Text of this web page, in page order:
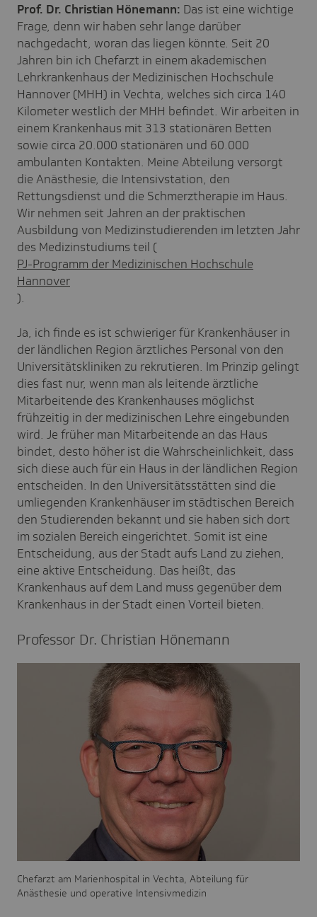
Prof. Dr. Christian Hönemann: Das ist eine wichtige
Frage, denn wir haben sehr lange darüber
nachgedacht, woran das liegen könnte. Seit 20
Jahren bin ich Chefarzt in einem akademischen
Lehrkrankenhaus der Medizinischen Hochschule
Hannover (MHH) in Vechta, welches sich circa 140
Kilometer westlich der MHH befindet. Wir arbeiten in
einem Krankenhaus mit 313 stationären Betten
sowie circa 20.000 stationären und 60.000
ambulanten Kontakten. Meine Abteilung versorgt
die Anästhesie, die Intensivstation, den
Rettungsdienst und die Schmerztherapie im Haus.
Wir nehmen seit Jahren an der praktischen
Ausbildung von Medizinstudierenden im letzten Jahr
des Medizinstudiums teil (
PJ-Programm der Medizinischen Hochschule
Hannover
).
Ja, ich finde es ist schwieriger für Krankenhäuser in
der ländlichen Region ärztliches Personal von den
Universitätskliniken zu rekrutieren. Im Prinzip gelingt
dies fast nur, wenn man als leitende ärztliche
Mitarbeitende des Krankenhauses möglichst
frühzeitig in der medizinischen Lehre eingebunden
wird. Je früher man Mitarbeitende an das Haus
bindet, desto höher ist die Wahrscheinlichkeit, dass
sich diese auch für ein Haus in der ländlichen Region
entscheiden. In den Universitätsstätten sind die
umliegenden Krankenhäuser im städtischen Bereich
den Studierenden bekannt und sie haben sich dort
im sozialen Bereich eingerichtet. Somit ist eine
Entscheidung, aus der Stadt aufs Land zu ziehen,
eine aktive Entscheidung. Das heißt, das
Krankenhaus auf dem Land muss gegenüber dem
Krankenhaus in der Stadt einen Vorteil bieten.
Professor Dr. Chris­tian Höne­mann
Chefarzt am Marienhospital in Vechta, Abteilung für
Anästhesie und operative Intensivmedizin